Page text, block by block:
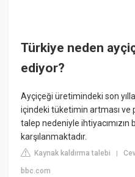
Türkiye neden
ediyor?
Ayçiçeği üretimindeki son
içindeki tüketimin artması ve
talep nedeniyle ihtiyacımızın
karşılanmaktadır.
Kaynak kaldırma talebi |
bbc.com